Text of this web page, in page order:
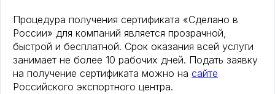
Процедура получения сертификата «Сделано в
России» для компаний является прозрачной,
быстрой и бесплатной. Срок оказания всей услуги
занимает не более 10 рабочих дней. Подать заявку
на получение сертификата можно на сайте
Российского экспортного центра.